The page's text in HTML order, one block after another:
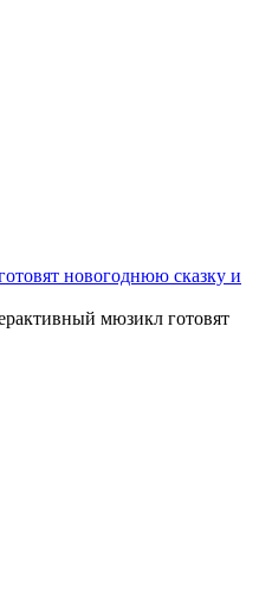
новогоднюю сказку и
мюзикл готовят